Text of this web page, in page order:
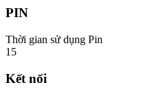
PIN
Thời gian sử dụng Pin
15
Kết nối